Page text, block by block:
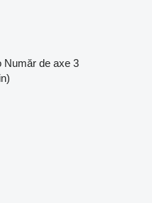
Număr de axe 3